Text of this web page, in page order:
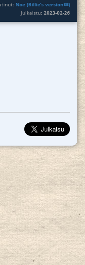
Noe (Billie’s version💤)
Julkaistu:2023-02-26